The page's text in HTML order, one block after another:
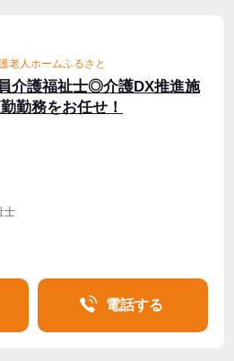
老人ホームふるさと
介護福祉士◎介護DX推進施
勤務をお任せ！
士
電話する